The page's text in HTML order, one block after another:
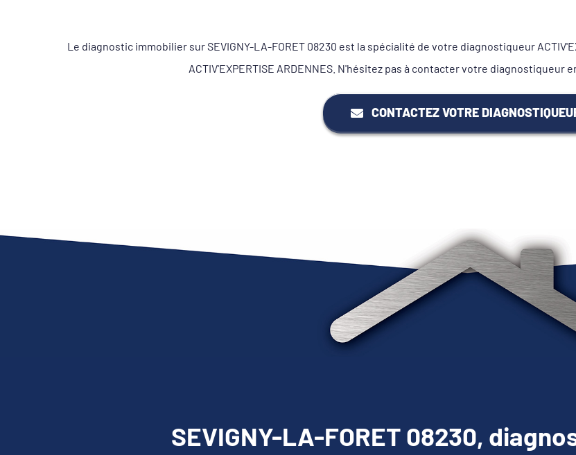
Le diagnostic immobilier sur SEVIGNY-LA-FORET 08230 est la spécialité de votre diagnostiqueur
ACTIV'EXPERTISE ARDENNES. N'hésitez pas à contacter votre diagnostiqueur
CONTACTEZ VOTRE
SEVIGNY-LA-FORET 08230,